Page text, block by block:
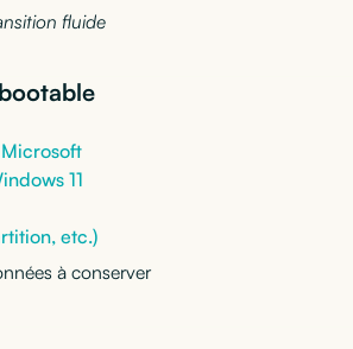
fluide
11
etc.)
à conserver